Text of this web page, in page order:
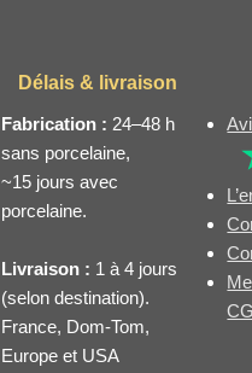
Délais & livraison
Fabrication : 24–48 h
sans porcelaine,
~15 jours avec
porcelaine.
Livraison : 1 à 4 jours
(selon destination).
France, Dom-Tom,
Europe et USA